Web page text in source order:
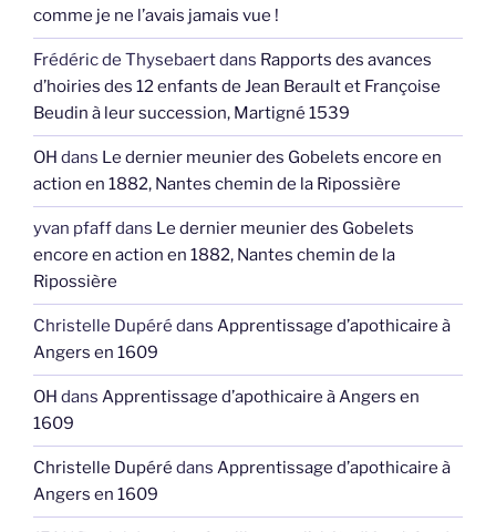
comme je ne l’avais jamais vue !
Frédéric de Thysebaertdans Rapports des avances
d’hoiries des 12 enfants de Jean Berault et Françoise
Beudin à leur succession, Martigné 1539
OH dans Le dernier meunier des Gobelets encore en
action en 1882, Nantes chemin de la Ripossière
yvan pfaffdans Le dernier meunier des Gobelets
encore en action en 1882, Nantes chemin de la
Ripossière
Christelle Dupéré dans Apprentissage d’apothicaire à
Angers en 1609
OH dans Apprentissage d’apothicaire à Angers en
1609
Christelle Dupéré dans Apprentissage d’apothicaire à
Angers en 1609